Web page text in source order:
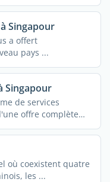
Singapour
a offert
pays ...
Singapour
de services
offre complète
où coexistent quatre
les ...